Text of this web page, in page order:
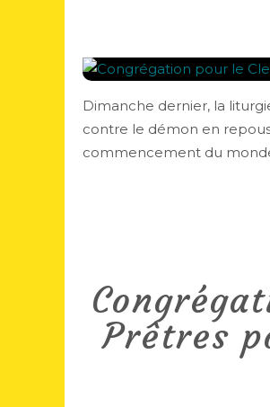
Dimanche dernier, la
contre le démon en
commencement du
Prêtres